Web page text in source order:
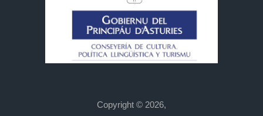
Copyright © 2026,